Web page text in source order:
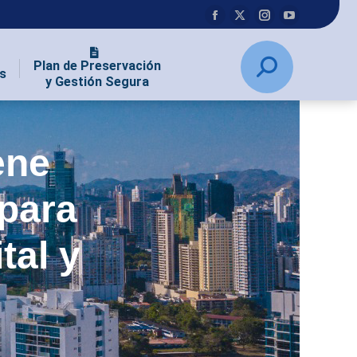
Plan de Preservación
y Gestión Segura
y